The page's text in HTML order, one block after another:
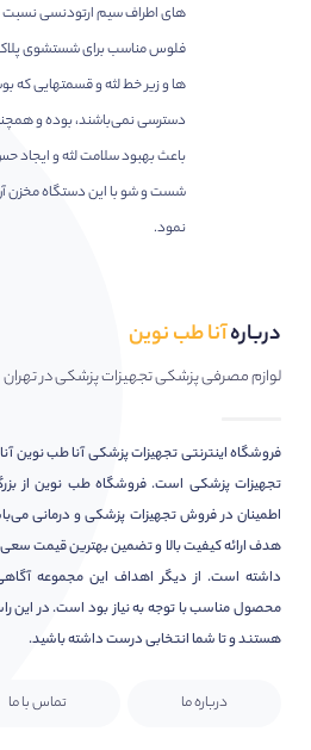
های اطراف سیم ارتودنسی نسبت
فلوس مناسب برای شستشوی پلاک
ها و زیر خط لثه و قسمتهایی که
دسترسی نمی‌باشند، بوده و
باعث بهبود سلامت لثه و ایجاد
شست و شو با این دستگاه مخزن آن
نمود.
دربارهآنا طب نوین
لوازم مصرفی پزشکی تجهیزات پزشکی در تهران
فروشگاه اینترنتی تجهیزات پزشکی آنا طب
تجهیزات پزشکی است. فروشگاه طب نوین از
اطمینان در فروش تجهیزات پزشکی و درمانی
هدف ارائه کیفیت بالا و تضمین بهترین قیمت سعی
داشته است. از دیگر اهداف این مجموعه آگاهی
محصول مناسب با توجه به نیاز بود است. در این
هستند و تا شما انتخابی درست داشته باشید.
درباره ما تماس با ما